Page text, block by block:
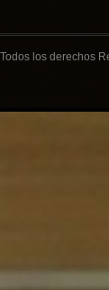
los derechos